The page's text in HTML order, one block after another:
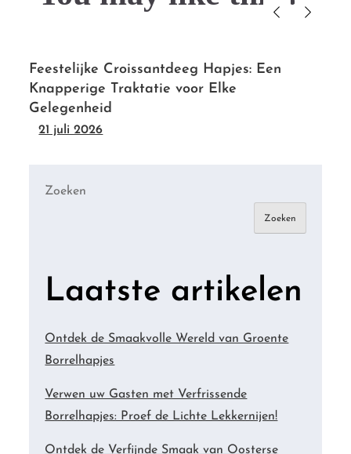
Feestelijke Croissantdeeg Hapjes: Een
Knapperige Traktatie voor Elke
Gelegenheid
21 juli 2026
Zoeken
Zoeken
Laatste artikelen
Ontdek de Smaakvolle Wereld van Groente
Borrelhapjes
Verwen uw Gasten met Verfrissende
Borrelhapjes: Proef de Lichte Lekkernijen!
Ontdek de Verfijnde Smaak van Oosterse